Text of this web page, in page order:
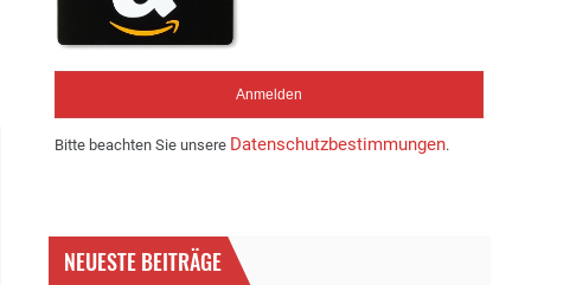
Bitte beachten Sie unsere Datenschutzbestimmungen.
NEUESTE BEITRÄGE